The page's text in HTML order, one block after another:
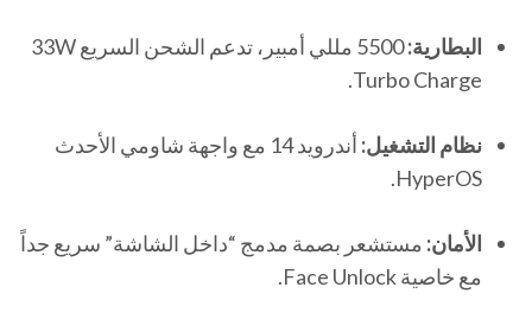
البطارية:
5500 مللي أمبير، تدعم الشحن السريع 33W
Turbo Charge.
نظام التشغيل:
أندرويد 14 مع واجهة شاومي الأحدث
HyperOS.
الأمان: مستشعر بصمة مدمج “داخل الشاشة” سريع جداً
مع خاصية Face Unlock.